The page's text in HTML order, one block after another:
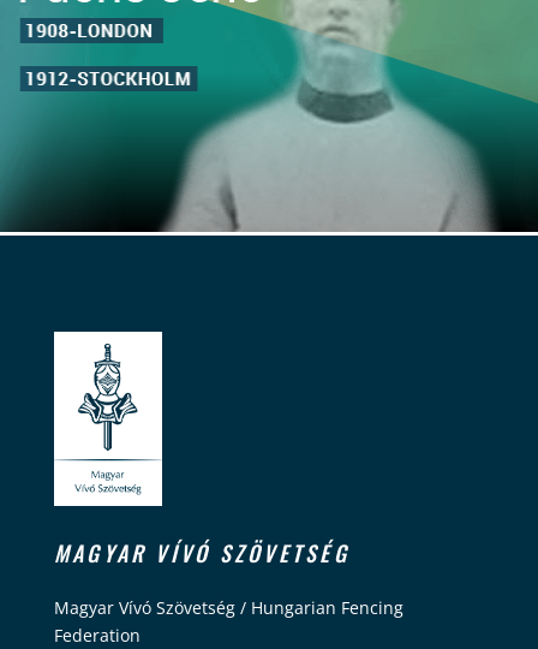
MAGYAR VÍVÓ SZÖVETSÉG
Magyar Vívó Szövetség / Hungarian Fencing
Federation